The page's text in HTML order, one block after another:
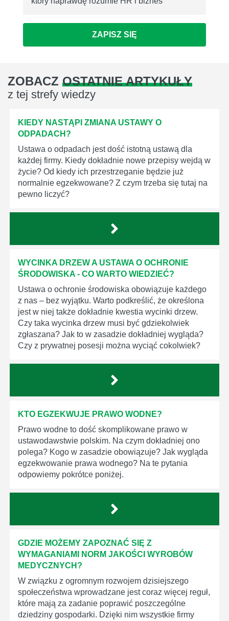
ZAPISZ SIĘ
ZOBACZ OSTATNIE ARTYKUŁY
z tej strefy wiedzy
KIEDY NASTĄPI ZMIANA USTAWY O
ODPADACH?
Ustawa o odpadach jest dość istotną ustawą dla
każdej firmy. Kiedy dokładnie nowe przepisy wejdą w
życie? Od kiedy ich przestrzeganie będzie już
normalnie egzekwowane? Z czym trzeba się tutaj na
pewno liczyć?
WYCINKA DRZEW A USTAWA O OCHRONIE
ŚRODOWISKA - CO WARTO WIEDZIEĆ?
Ustawa o ochronie środowiska obowiązuje każdego
z nas – bez wyjątku. Warto podkreślić, że określona
jest w niej także dokładnie kwestia wycinki drzew.
Czy taka wycinka drzew musi być gdziekolwiek
zgłaszana? Jak to w zasadzie dokładniej wygląda?
Czy z prywatnej posesji można wyciąć cokolwiek?
KTO EGZEKWUJE PRAWO WODNE?
Prawo wodne to dość skomplikowane prawo w
ustawodawstwie polskim. Na czym dokładniej ono
polega? Kogo w zasadzie obowiązuje? Jak wygląda
egzekwowanie prawa wodnego? Na te pytania
odpowiemy pokrótce poniżej.
GDZIE MOŻEMY ZAPOZNAĆ SIĘ Z
WYMAGANIAMI NORM JAKOŚCI WYROBÓW
MEDYCZNYCH?
W związku z ogromnym rozwojem dzisiejszego
społeczeństwa wprowadzane jest coraz więcej reguł,
które mają za zadanie poprawić poszczególne
dziedziny gospodarki. Dzięki nim wszystkie firmy